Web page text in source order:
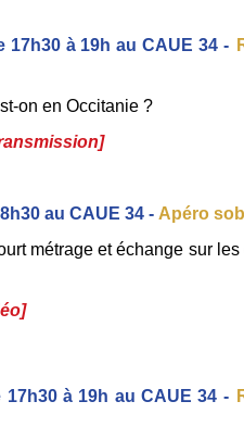
17h30 à 19h au CAUE 34 -
on en Occitanie ?
au CAUE 34 - Apéro
métrage et échange sur
à 19h au CAUE 34 -